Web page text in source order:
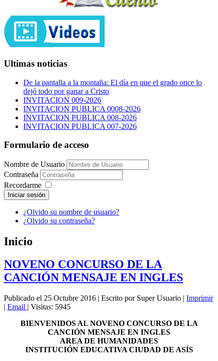
Ultimas noticias
De la pantalla a la montaña: El día en que el grado once lo
dejó todo por ganar a Cristo
INVITACION 009-2026
INVITACION PUBLICA 0008-2026
INVITACION PUBLICA 008-2026
INVITACION PUBLICA 007-2026
Formulario de acceso
Nombre de Usuario
Contraseña
Recordarme
Iniciar sesión
¿Olvido su nombre de usuario?
¿Olvido su contraseña?
Inicio
NOVENO CONCURSO DE LA
CANCIÓN MENSAJE EN INGLES
Publicado el 25 Octubre 2016 | Escrito por Super Usuario | Imprimir
| Email | Visitas: 5945
BIENVENIDOS AL NOVENO CONCURSO DE LA
CANCIÓN MENSAJE EN INGLES
AREA DE HUMANIDADES
INSTITUCIÓN EDUCATIVA CIUDAD DE ASÍS